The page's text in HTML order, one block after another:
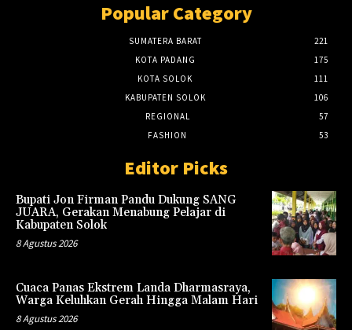
Popular Category
SUMATERA BARAT
221
KOTA PADANG
175
KOTA SOLOK
111
KABUPATEN SOLOK
106
REGIONAL
57
FASHION
53
Editor Picks
Bupati Jon Firman Pandu Dukung SANG
JUARA, Gerakan Menabung Pelajar di
Kabupaten Solok
8 Agustus 2026
Cuaca Panas Ekstrem Landa Dharmasraya,
Warga Keluhkan Gerah Hingga Malam Hari
8 Agustus 2026